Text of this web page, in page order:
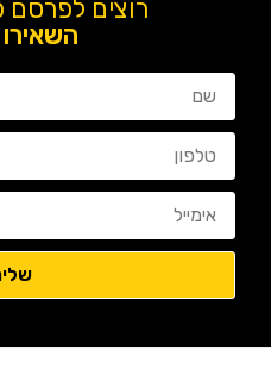
רוצים